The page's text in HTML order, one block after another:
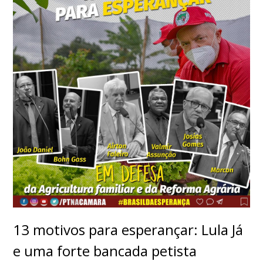
13 motivos para esperançar: Lula Já
e uma forte bancada petista